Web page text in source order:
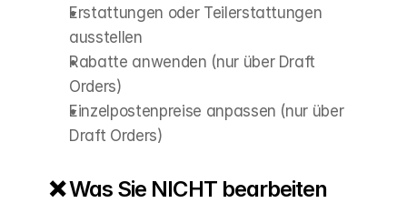
Erstattungen oder Teilerstattungen
ausstellen
Rabatte anwenden (nur über Draft
Orders)
Einzelpostenpreise anpassen (nur über
Draft Orders)
❌ Was Sie NICHT bearbeiten